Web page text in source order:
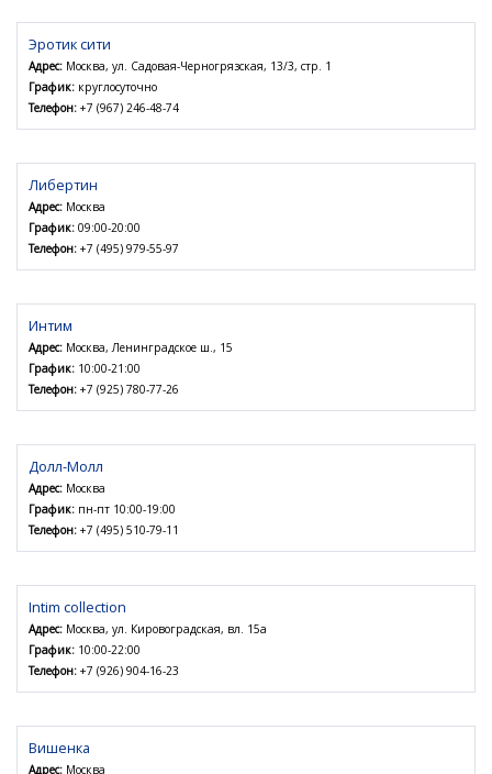
Эротик сити
Адрес: Москва, ул. Садовая-Черногрязская, 13/3, стр. 1
График: круглосуточно
Телефон: +7 (967) 246-48-74
Либертин
Адрес: Москва
График: 09:00-20:00
Телефон: +7 (495) 979-55-97
Интим
Адрес: Москва, Ленинградское ш., 15
График: 10:00-21:00
Телефон: +7 (925) 780-77-26
Долл-Молл
Адрес: Москва
График: пн-пт 10:00-19:00
Телефон: +7 (495) 510-79-11
Intim collection
Адрес: Москва, ул. Кировоградская, вл. 15а
График: 10:00-22:00
Телефон: +7 (926) 904-16-23
Вишенка
Адрес: Москва